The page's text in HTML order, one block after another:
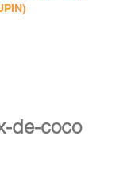
de-coco